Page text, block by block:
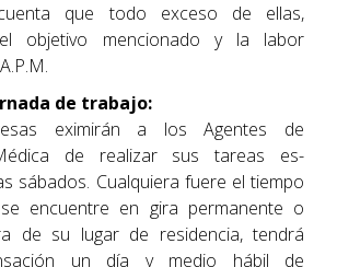
que todo exceso de ellas,
objetivo mencionado y la labor
de trabajo:
eximirán a los Agentes de
de realizar sus tareas es-
sábados. Cualquiera fuere el tiempo
encuentre en gira permanente o
de su lugar de residencia, tendrá
un día y medio hábil de